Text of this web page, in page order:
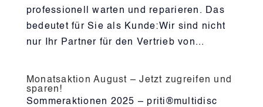
professionell warten und reparieren. Das
bedeutet für Sie als Kunde:Wir sind nicht
nur Ihr Partner für den Vertrieb von...
Monatsaktion August – Jetzt zugreifen und
sparen!
Sommeraktionen 2025 – priti®multidisc